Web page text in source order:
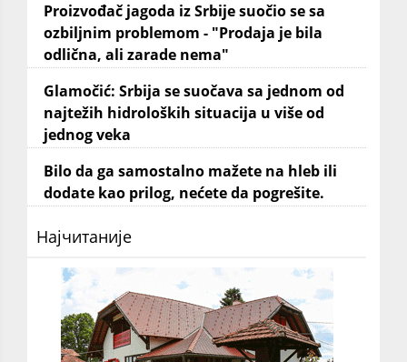
Proizvođač jagoda iz Srbije suočio se sa
ozbiljnim problemom - "Prodaja je bila
odlična, ali zarade nema"
Glamočić: Srbija se suočava sa jednom od
najtežih hidroloških situacija u više od
jednog veka
Bilo da ga samostalno mažete na hleb ili
dodate kao prilog, nećete da pogrešite.
Најчитаније